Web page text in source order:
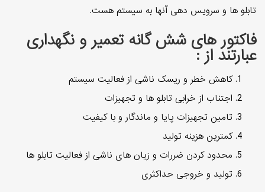
تابلو ها و سرویس دهی آنها به سیستم هست.
فاکتور های شش گانه تعمیر و نگهداری
عبارتند از :
کاهش خطر و ریسک ناشی از فعالیت سیستم
اجتناب از خرابی تابلو ها و تجهیزات
تامین تجهیزات پایا و ماندگار و با کیفیت
کمترین هزینه تولید
محدود کردن ضررات و زیان های ناشی از فعالیت تابلو ها
تولید و خروجی حداکثری